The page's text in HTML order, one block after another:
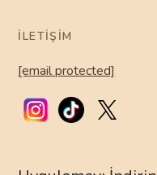
İLETIŞIM
[email protected]